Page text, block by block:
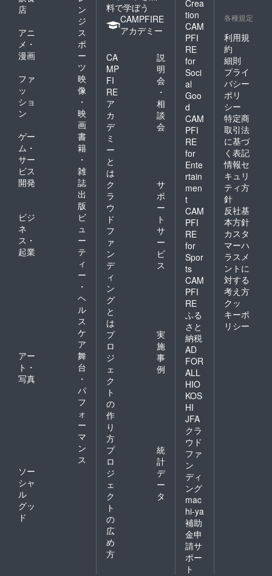
店
ン
ジ
アニ
メ・
漫画
ス
ポ
ー
ツ
ファ
ッ
ショ
ン
映
像
・
映
画
ゲー
ム・
サー
ビス
開発
書
籍
・
雑
誌
出
版
ビジ
ネ
ス・
起業
ビ
ュ
ー
テ
ィ
ー
・
ヘ
ル
ス
ケ
ア
アー
ト・
写真
舞
台
・
パ
フ
ォ
ー
マ
ン
ス
ソー
シャ
ル
グッ
ド
料で学ぼう
CAMPFIRE
アカデミー
CA
MP
FI
RE
ア
カ
デ
ミ
ー
と
は
説
明
会
・
相
談
会
ク
ラ
ウ
ド
フ
ァ
ン
デ
ィ
ン
グ
と
は
サ
ポ
ー
ト
サ
ー
ビ
ス
プ
ロ
ジ
ェ
ク
ト
の
作
り
方
実
施
事
例
プ
ロ
ジ
ェ
ク
ト
の
広
め
方
統
計
デ
ー
タ
Crea
tion
CAM
PFI
RE
for
Soci
al
Goo
d
CAM
PFI
RE
for
Ente
rtain
men
t
CAM
PFI
RE
for
Spor
ts
CAM
PFI
RE
ふる
さと
納税
AD
FOR
ALL
HIO
KOS
HI
JFA
クラ
ウド
ファ
ン
ディ
ング
mac
hi-ya
補助
金申
請サ
ポー
ト
各種規定
利用規
約
細則
プライ
バシー
ポリ
シー
特定商
取引法
に基づ
く表記
情報セ
キュリ
ティ方
針
反社基
本方針
カスタ
マーハ
ラスメ
ントに
対する
考え方
クッ
キーポ
リシー